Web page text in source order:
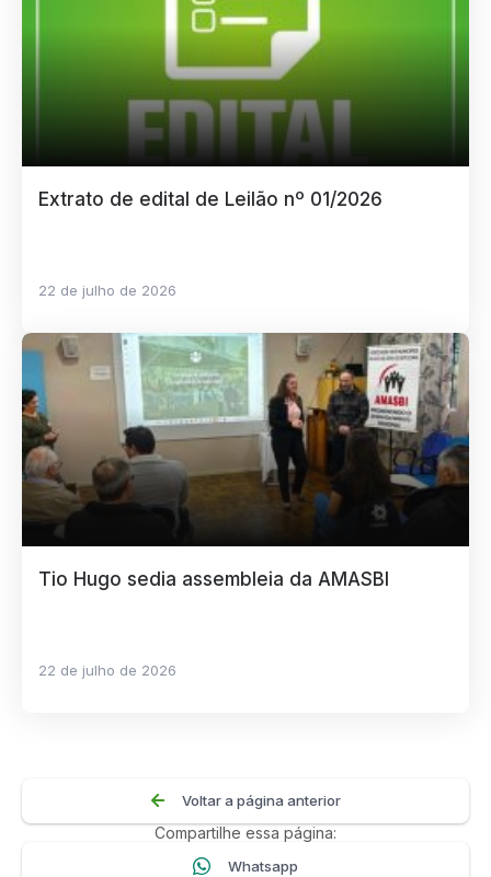
Extrato de edital de Leilão nº 01/2026
22 de julho de 2026
Tio Hugo sedia assembleia da AMASBI
22 de julho de 2026
Voltar a página anterior
Compartilhe essa página:
Whatsapp